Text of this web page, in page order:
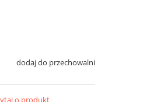
dodaj do przechowalni
o produkt